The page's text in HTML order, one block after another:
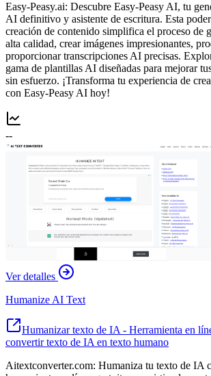
Easy-Peasy.ai: Descubre Easy-Peasy AI, tu
AI definitivo y asistente de escritura. Esta
creación de contenido simplifica el proceso de
alta calidad, crear imágenes impresionantes,
proporcionar transcripciones AI precisas.
gama de plantillas AI diseñadas para mejorar
sin esfuerzo. ¡Transforma tu experiencia de
con Easy-Peasy AI hoy!
--
Ver detalles
Humanize AI Text
Humanizar texto de IA - Herramienta en
convertir texto de IA en texto humano
Aitextconverter.com: Humaniza tu texto de IA